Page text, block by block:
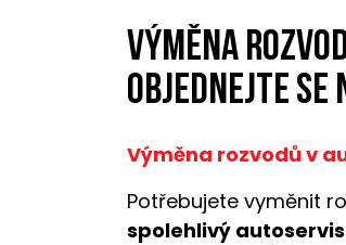
Výměna
Objednejte se
Výměna rozvodů v
Potřebujete vyměnit
spolehlivý autoservis